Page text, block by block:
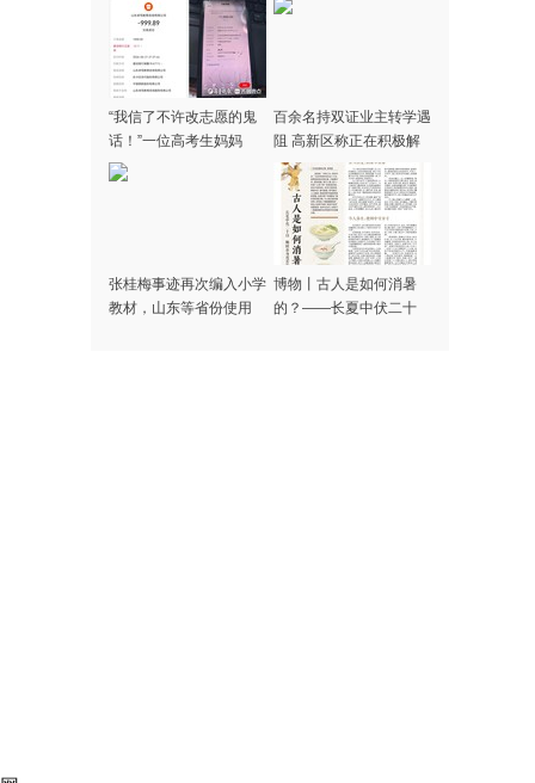
“我信了不许改志愿的鬼
话！”一位高考生妈妈
被“公办保录”设局
百余名持双证业主转学遇
阻 高新区称正在积极解
决
张桂梅事迹再次编入小学
教材，山东等省份使用
博物丨古人是如何消暑
的？——长夏中伏二十